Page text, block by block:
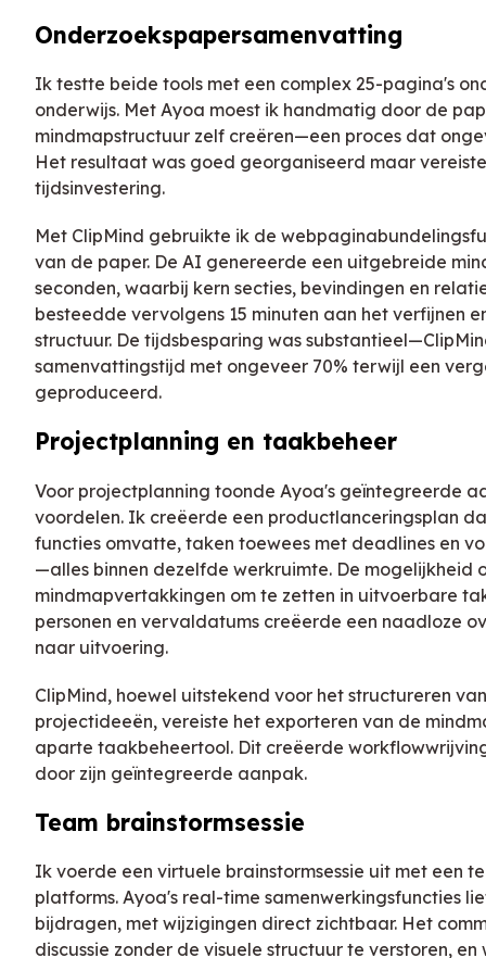
Onderzoekspapersamenvatting
Ik testte beide tools met een complex 25-pagina's
onderwijs. Met Ayoa moest ik handmatig door de
mindmapstructuur zelf creëren—een proces dat
Het resultaat was goed georganiseerd maar
tijdsinvestering.
Met ClipMind gebruikte ik de
van de paper. De AI genereerde een uitgebreide
seconden, waarbij kern secties, bevindingen en
besteedde vervolgens 15 minuten aan het verfijnen
structuur. De tijdsbesparing was
samenvattingstijd met ongeveer 70% terwijl een
geproduceerd.
Projectplanning en taakbeheer
Voor projectplanning toonde Ayoa's geïntegreerde
voordelen. Ik creëerde een productlanceringsplan
functies omvatte, taken toewees met deadlines en
—alles binnen dezelfde werkruimte. De mogelijkheid
mindmapvertakkingen om te zetten in uitvoerbare
personen en vervaldatums creëerde een naadloze
naar uitvoering.
ClipMind, hoewel uitstekend voor het structureren
projectideeën, vereiste het exporteren van de
aparte taakbeheertool. Dit creëerde
door zijn geïntegreerde aanpak.
Team brainstormsessie
Ik voerde een virtuele brainstormsessie uit met een
platforms. Ayoa's real-time samenwerkingsfuncties
bijdragen, met wijzigingen direct zichtbaar. Het
discussie zonder de visuele structuur te verstoren,